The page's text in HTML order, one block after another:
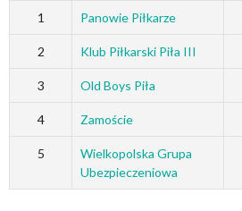
1 Panowie Piłkarze
2 Klub Piłkarski Piła III
3 Old Boys Piła
4 Zamoście
5
Wielkopolska Grupa
Ubezpieczeniowa